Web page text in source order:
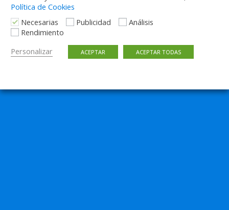
Política de Cookies
Necesarias
Publicidad
Análisis
Rendimiento
Personalizar
ACEPTAR ACEPTAR TODAS